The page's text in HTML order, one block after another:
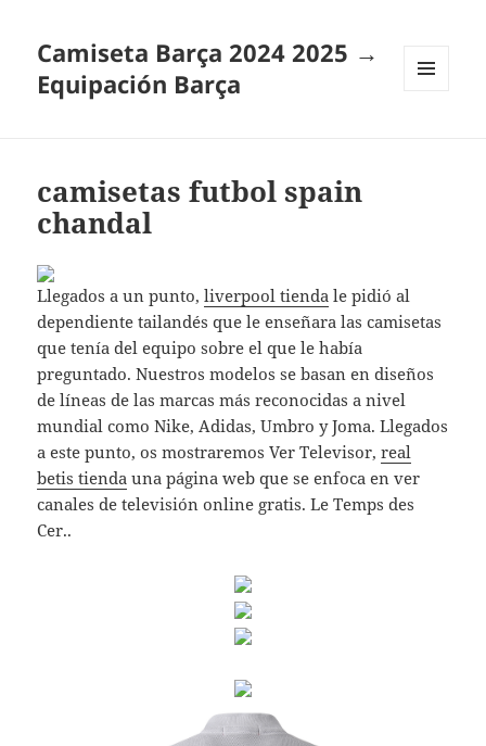
Camiseta Barça 2024 2025 →
Equipación Barça
camisetas futbol spain
chandal
Llegados a un punto,liverpool tienda le pidió al
dependiente tailandés que le enseñara las camisetas
que tenía del equipo sobre el que le había
preguntado. Nuestros modelos se basan en diseños
de líneas de las marcas más reconocidas a nivel
mundial como Nike, Adidas, Umbro y Joma. Llegados
a este punto, os mostraremos Ver Televisor,real
betis tienda una página web que se enfoca en ver
canales de televisión online gratis. Le Temps des
Cer..